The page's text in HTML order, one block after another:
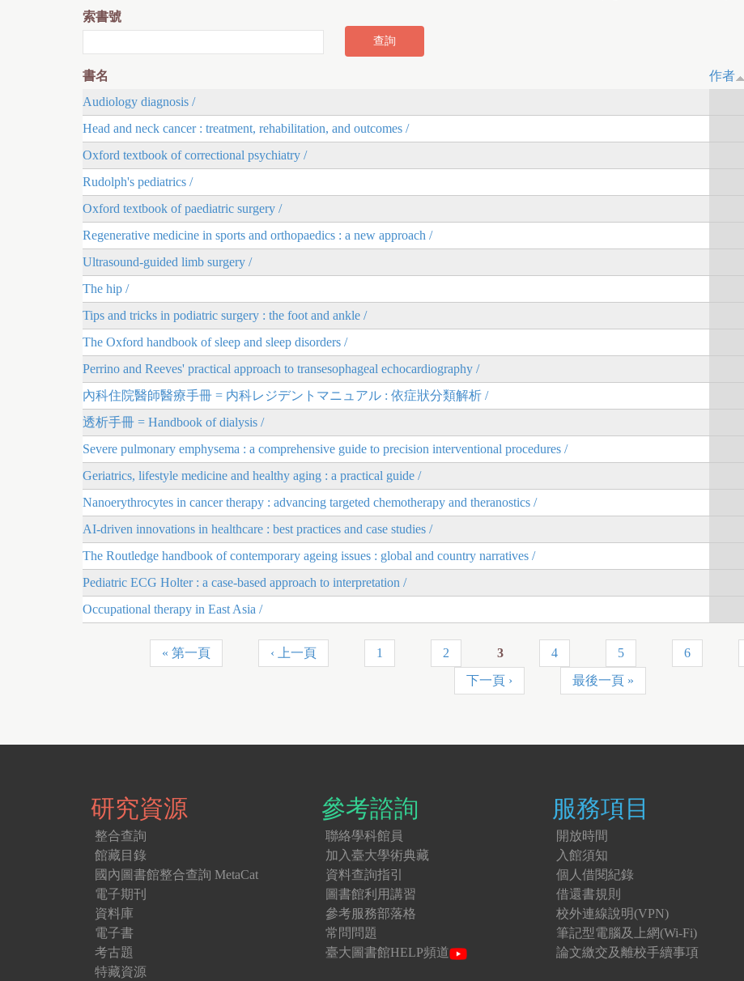
索書號
書名 作者
Audiology diagnosis /
Head and neck cancer : treatment, rehabilitation, and outcomes /
Oxford textbook of correctional psychiatry /
Rudolph's pediatrics /
Oxford textbook of paediatric surgery /
Regenerative medicine in sports and orthopaedics : a new approach /
Ultrasound-guided limb surgery /
The hip /
Tips and tricks in podiatric surgery : the foot and ankle /
The Oxford handbook of sleep and sleep disorders /
Perrino and Reeves' practical approach to transesophageal echocardiography /
內科住院醫師醫療手冊 = 内科レジデントマニュアル : 依症狀分類解析 /
透析手冊 = Handbook of dialysis /
Severe pulmonary emphysema : a comprehensive guide to precision interventional procedures /
Geriatrics, lifestyle medicine and healthy aging : a practical guide /
Nanoerythrocytes in cancer therapy : advancing targeted chemotherapy and theranostics /
AI-driven innovations in healthcare : best practices and case studies /
The Routledge handbook of contemporary ageing issues : global and country narratives /
Pediatric ECG Holter : a case-based approach to interpretation /
Occupational therapy in East Asia /
« 第一頁 ‹ 上一頁 1 2 3 4 5 6
下一頁 ›
最後一頁 »
研究資源
整合查詢
館藏目錄
國內圖書館整合查詢 MetaCat
電子期刊
資料庫
電子書
考古題
特藏資源
參考諮詢
聯絡學科館員
加入臺大學術典藏
資料查詢指引
圖書館利用講習
參考服務部落格
常問問題
臺大圖書館HELP頻道
服務項目
開放時間
入館須知
個人借閱紀錄
借還書規則
校外連線說明(VPN)
筆記型電腦及上網(Wi-Fi)
論文繳交及離校手續事項